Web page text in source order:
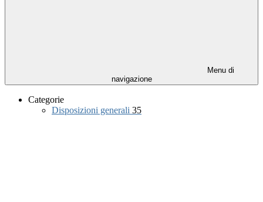
Menu di
navigazione
Categorie
Disposizioni generali 35